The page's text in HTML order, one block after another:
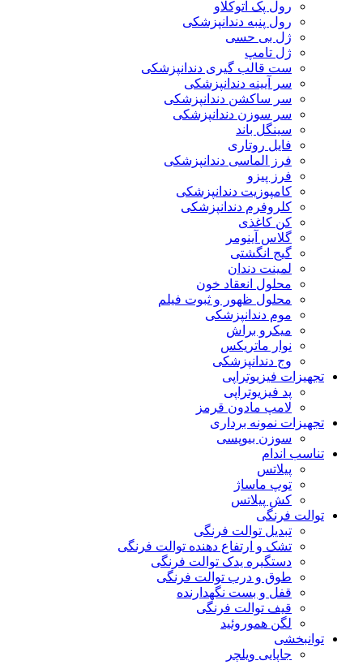
رول پک اتوکلاو
رول پنبه دندانپزشکی
ژل بی حسی
ژل تامپ
ست قالب گیری دندانپزشکی
سر آیینه دندانپزشکی
سر ساکشن دندانپزشکی
سر سوزن دندانپزشکی
سینگل باند
فایل روتاری
فرز الماسی دندانپزشکی
فرز پیزو
کامپوزیت دندانپزشکی
کلروفرم دندانپزشکی
کن کاغذی
گلاس آینومر
گیج انگشتی
لمینت دندان
محلول انعقاد خون
محلول ظهور و ثبوت فیلم
موم دندانپزشکی
میکرو براش
نوار ماتریکس
وج دندانپزشکی
تجهیزات فیزیوتراپی
پد فیزیوتراپی
لامپ مادون قرمز
تجهیزات نمونه برداری
سوزن بیوپسی
تناسب اندام
پیلاتس
توپ ماساژ
کش پیلاتس
توالت فرنگی
تبدیل توالت فرنگی
تشک و ارتفاع دهنده توالت فرنگی
دستگیره یدک توالت فرنگی
طوق و درب توالت فرنگی
قفل و بست نگهدارنده
قیف توالت فرنگی
لگن هموروئید
توانبخشی
جاپایی ویلچر